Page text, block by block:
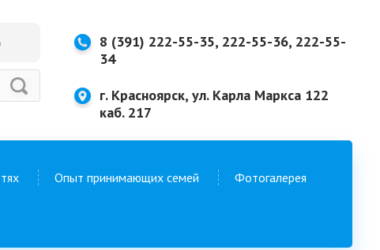
8 (391) 222-55-35, 222-55-36, 222-55-
34
г. Красноярск, ул. Карла Маркса 122
каб. 217
Опыт принимающих семей Фотогалерея